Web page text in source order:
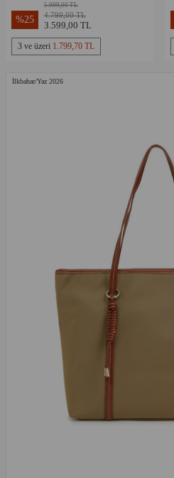
%25
5.999,00 TL
4.799,00 TL
3.599,00 TL
3 ve üzeri 1.799,70 TL
İlkbahar/Yaz 2026